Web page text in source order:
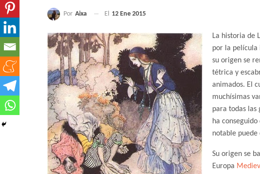
Por Aixa El 12 Ene 2015
La historia de
por la película
su origen se
tétrica y
animados. El
muchísimas
para todas
ha
notable puede
Su origen se
Europa